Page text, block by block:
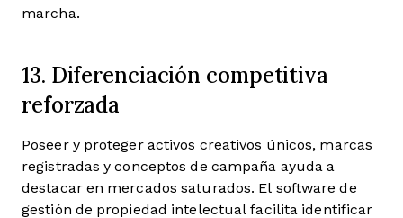
marcha.
13. Diferenciación competitiva
reforzada
Poseer y proteger activos creativos únicos, marcas
registradas y conceptos de campaña ayuda a
destacar en mercados saturados. El software de
gestión de propiedad intelectual facilita identificar